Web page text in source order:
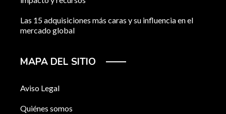
Las 15 adquisiciones más caras y su influencia en el
mercado global
MAPA DEL SITIO
Aviso Legal
Quiénes somos